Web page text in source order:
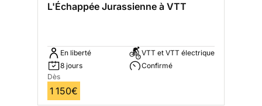
L'Échappée Jurassienne à VTT
En liberté
8 jours
VTT et VTT électrique
Confirmé
Dès
1 150€